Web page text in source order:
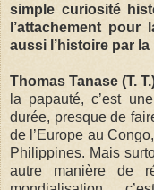
simple curiosité
l’attachement
aussi l’histoire par
Thomas Tanase (T.
la papauté, c’est
durée, presque de
de l’Europe au
Philippines. Mais
autre manière de